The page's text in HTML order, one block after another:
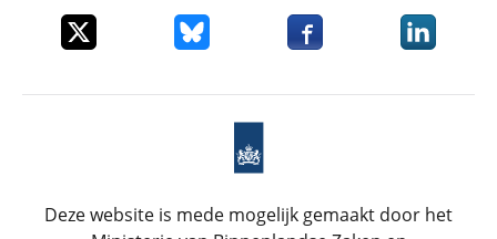
Deel dit item op XDeel dit item op Bluesky
Deel dit item opDeel dit
Deze website is mede mogelijk gemaakt door het